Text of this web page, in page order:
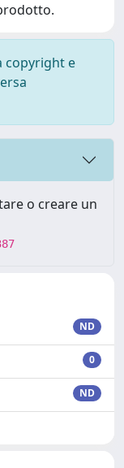
copyright e
o creare un
ND
0
ND